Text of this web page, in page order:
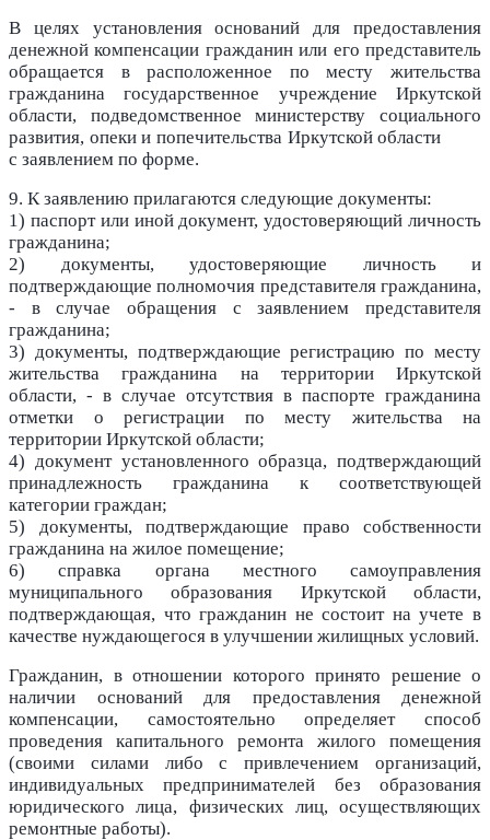
В целях установления оснований для предоставления
денежной компенсации гражданин или его представитель
обращается в расположенное по месту жительства
гражданина государственное учреждение Иркутской
области, подведомственное министерству социального
развития, опеки и попечительства Иркутской области
с заявлением по форме.
9. К заявлению прилагаются следующие документы:
1) паспорт или иной документ, удостоверяющий личность
гражданина;
2) документы, удостоверяющие личность и
подтверждающие полномочия представителя гражданина,
- в случае обращения с заявлением представителя
гражданина;
3) документы, подтверждающие регистрацию по месту
жительства гражданина на территории Иркутской
области, - в случае отсутствия в паспорте гражданина
отметки о регистрации по месту жительства на
территории Иркутской области;
4) документ установленного образца, подтверждающий
принадлежность гражданина к соответствующей
категории граждан;
5) документы, подтверждающие право собственности
гражданина на жилое помещение;
6) справка органа местного самоуправления
муниципального образования Иркутской области,
подтверждающая, что гражданин не состоит на учете в
качестве нуждающегося в улучшении жилищных условий.
Гражданин, в отношении которого принято решение о
наличии оснований для предоставления денежной
компенсации, самостоятельно определяет способ
проведения капитального ремонта жилого помещения
(своими силами либо с привлечением организаций,
индивидуальных предпринимателей без образования
юридического лица, физических лиц, осуществляющих
ремонтные работы).